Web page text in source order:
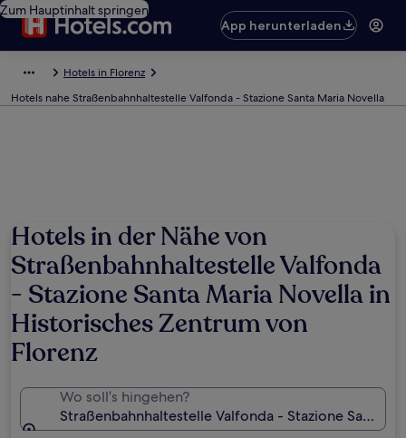
Zum Hauptinhalt springen
App herunterladen
Hotels in Florenz
Hotels nahe Straßenbahnhaltestelle Valfonda - Stazione Santa Maria Novella
Hotels in der Nähe von
Straßenbahnhaltestelle Valfonda
- Stazione Santa Maria Novella in
Historisches Zentrum von
Florenz
Wo soll’s hingehen?
Straßenbahnhaltestelle Valfonda - Stazione Santa